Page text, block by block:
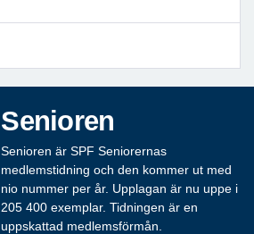
Senioren
Senioren är SPF Seniorernas
medlemstidning och den kommer ut med
nio nummer per år. Upplagan är nu uppe i
205 400 exemplar. Tidningen är en
uppskattad medlemsförmån.